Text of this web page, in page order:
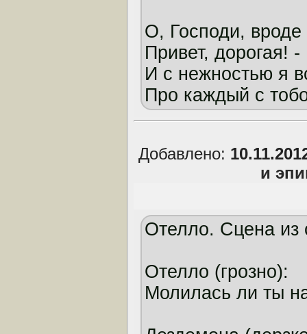
О, Господи, вроде
Привет, дорогая!
И с нежностью я
Про каждый с
Добавлено:
и
Отелло. Сцена из
Отелло (грозно):
Молилась ли ты